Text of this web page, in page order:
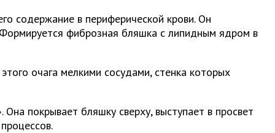
содержание в периферической крови. Он
фиброзная бляшка с липидным ядром в
очага мелкими сосудами, стенка которых
покрывает бляшку сверху, выступает в просвет